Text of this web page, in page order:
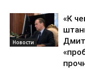
Новости
«К